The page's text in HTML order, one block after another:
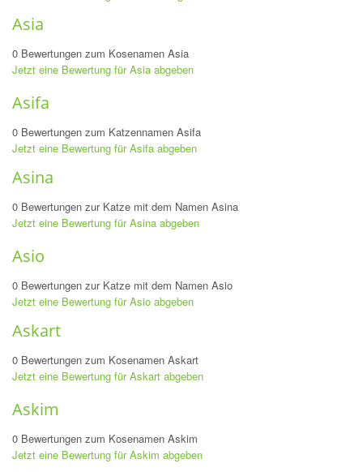
Asia
0 Bewertungen zum Kosenamen Asia
Jetzt eine Bewertung für Asia abgeben
Asifa
0 Bewertungen zum Katzennamen Asifa
Jetzt eine Bewertung für Asifa abgeben
Asina
0 Bewertungen zur Katze mit dem Namen Asina
Jetzt eine Bewertung für Asina abgeben
Asio
0 Bewertungen zur Katze mit dem Namen Asio
Jetzt eine Bewertung für Asio abgeben
Askart
0 Bewertungen zum Kosenamen Askart
Jetzt eine Bewertung für Askart abgeben
Askim
0 Bewertungen zum Kosenamen Askim
Jetzt eine Bewertung für Askim abgeben